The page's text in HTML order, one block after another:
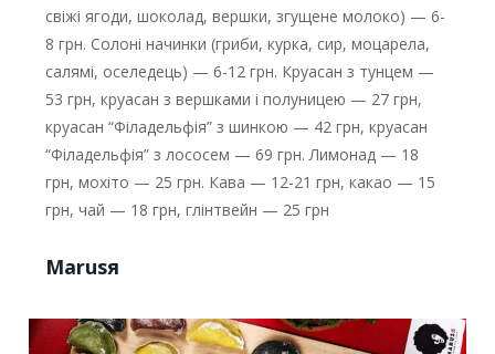
свіжі ягоди, шоколад, вершки, згущене молоко) — 6-
8 грн. Солоні начинки (гриби, курка, сир, моцарела,
салямі, оселедець) — 6-12 грн. Круасан з тунцем —
53 грн, круасан з вершками і полуницею — 27 грн,
круасан “Філадельфія” з шинкою — 42 грн, круасан
“Філадельфія” з лососем — 69 грн. Лимонад — 18
грн, мохіто — 25 грн. Кава — 12-21 грн, какао — 15
грн, чай — 18 грн, глінтвейн — 25 грн
Marusя